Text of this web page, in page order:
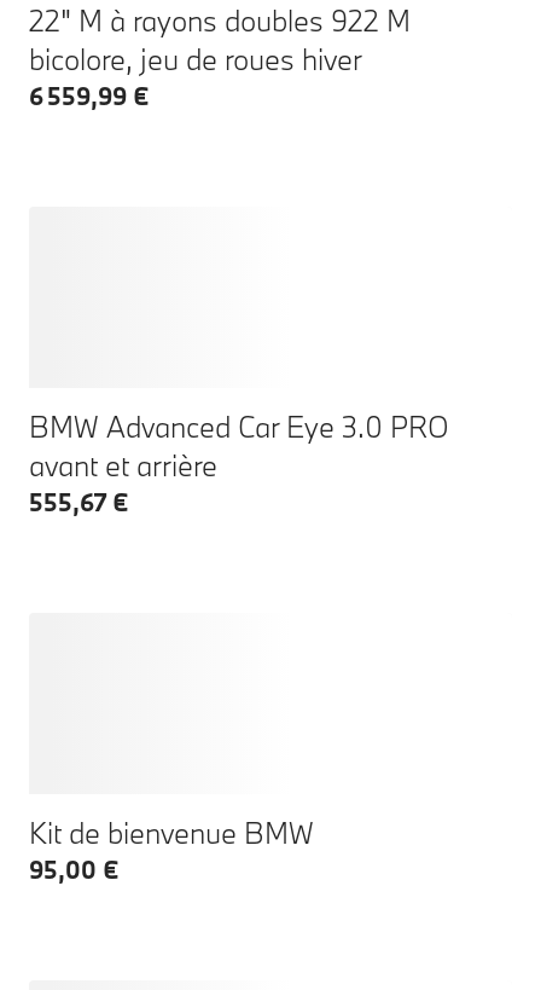
22" M à rayons doubles 922 M
bicolore, jeu de roues hiver
6 559,99 €
BMW Advanced Car Eye 3.0 PRO
avant et arrière
555,67 €
Kit de bienvenue BMW
95,00 €